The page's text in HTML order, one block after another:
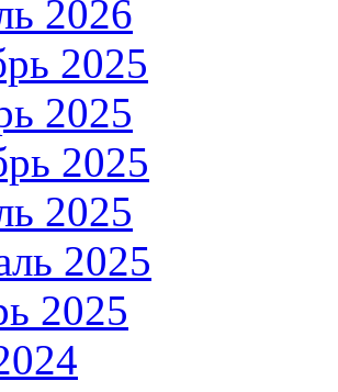
2026
2025
2025
2025
2025
2025
2025